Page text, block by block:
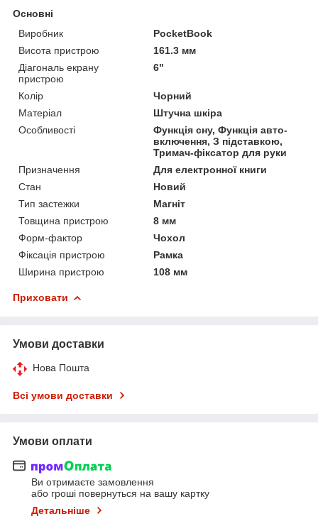
Основні
Виробник
PocketBook
Висота пристрою
161.3 мм
Діагональ екрану
пристрою
6"
Колір
Чорний
Матеріал
Штучна шкіра
Особливості
Функція сну, Функція авто-
включення, З підставкою,
Тримач-фіксатор для руки
Призначення
Для електронної книги
Стан
Новий
Тип застежки
Магніт
Товщина пристрою
8 мм
Форм-фактор
Чохол
Фіксація пристрою
Рамка
Ширина пристрою
108 мм
Приховати
Умови доставки
Нова Пошта
Всі умови доставки
Умови оплати
Ви отримаєте замовлення
або гроші повернуться на вашу картку
Детальніше